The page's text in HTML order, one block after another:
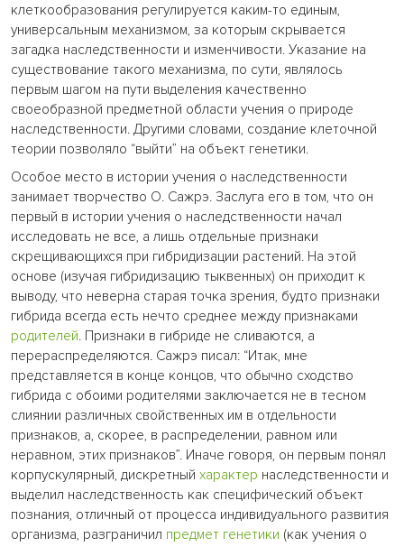
клеткообразования регулируется каким-то единым,
универсальным механизмом, за которым скрывается
загадка наследственности и изменчивости. Указание на
существование такого механизма, по сути, являлось
первым шагом на пути выделения качественно
своеобразной предметной области учения о природе
наследственности. Другими словами, создание клеточной
теории позволяло “выйти” на объект генетики.
Особое место в истории учения о наследственности
занимает творчество О. Сажрэ. Заслуга его в том, что он
первый в истории учения о наследственности начал
исследовать не все, а лишь отдельные признаки
скрещивающихся при гибридизации растений. На этой
основе (изучая гибридизацию тыквенных) он приходит к
выводу, что неверна старая точка зрения, будто признаки
гибрида всегда есть нечто среднее между признаками
родителей. Признаки в гибриде не сливаются, а
перераспределяются. Сажрэ писал: “Итак, мне
представляется в конце концов, что обычно сходство
гибрида с обоими родителями заключается не в тесном
слиянии различных свойственных им в отдельности
признаков, а, скорее, в распределении, равном или
неравном, этих признаков”. Иначе говоря, он первым понял
корпускулярный, дискретный характер наследственности и
выделил наследственность как специфический объект
познания, отличный от процесса индивидуального развития
организма, разграничил предмет генетики (как учения о